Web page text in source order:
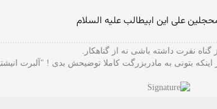
علی این ابیطالب علیه السلام
نفرت داشته باشی نه از گناهکار.
بتونی به مادربزرگت کاملا توضیحش بدی ! "آلبرت